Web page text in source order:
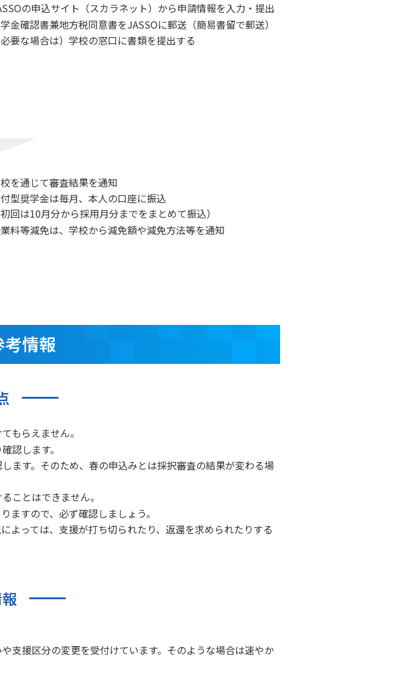
の申込サイト（スカラネット）から申請情報を入力・提出
金確認書兼地方税同意書をJASSOに郵送（簡易書留で郵送）
必要な場合は）学校の窓口に書類を提出する
を通じて審査結果を通知
型奨学金は毎月、本人の口座に振込
初回は10月分から採用月分までをまとめて振込）
料等減免は、学校から減免額や減免方法等を通知
情報
もらえません。
認します。
ます。そのため、春の申込みとは採択審査の結果が変わる場
ことはできません。
ますので、必ず確認しましょう。
よっては、支援が打ち切られたり、返還を求められたりする
支援区分の変更を受付けています。そのような場合は速やか